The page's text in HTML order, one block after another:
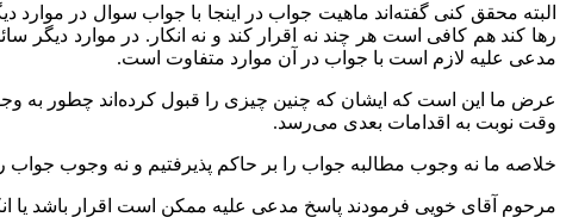
البته محقق کنی گفته‌اند ماهیت جواب در اینجا با جواب سوال در موارد
رها کند هم کافی است هر چند نه اقرار کند و نه انکار. در موارد
مدعی علیه لازم است با جواب در آن موارد متفاوت است.
عرض ما این است که ایشان که چنین چیزی را قبول کرده‌اند چطور به
وقت نوبت به اقدامات بعدی می‌رسد.
خلاصه ما نه وجوب مطالبه جواب را بر حاکم پذیرفتیم و نه وجوب جواب
مرحوم آقای خویی فرمودند پاسخ مدعی علیه ممکن است اقرار باشد یا